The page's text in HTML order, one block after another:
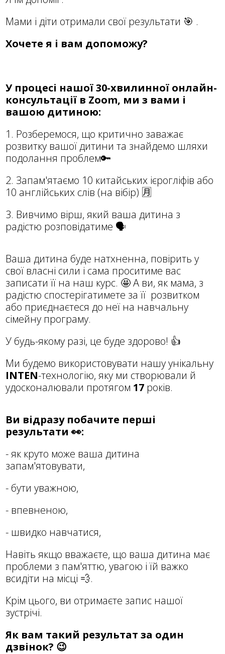
Мами і діти отримали свої результати 🎯 .
Хочете я і вам допоможу?
У процесі нашої 30-хвилинної онлайн-
консультації в Zoom, ми з вами і
вашою дитиною:
1. Розберемося, що критично заважає
розвитку вашої дитини та знайдемо шляхи
подолання проблем🔑
2. Запам'ятаємо 10 китайських ієрогліфів або
10 англійських слів (на вібір) 🈷
3. Вивчимо вірш, який ваша дитина з
радістю розповідатиме 🗣
Ваша дитина буде натхненна, повірить у
свої власні сили і сама проситиме вас
записати її на наш курс. 🤩 А ви, як мама, з
радістю спостерігатимете за її розвитком
або приєднаєтеся до неї на навчальну
сімейну програму.
У будь-якому разі, це буде здорово! 👍
Ми будемо використовувати нашу унікальну
INTEN-технологію, яку ми створювали й
удосконалювали протягом 17 років.
Ви відразу побачите перші
результати 👀:
- як круто може ваша дитина
запам'ятовувати,
- бути уважною,
- впевненою,
- швидко навчатися,
Навіть якщо вважаєте, що ваша дитина має
проблеми з пам'яттю, увагою і їй важко
всидіти на місці 💨.
Крім цього, ви отримаєте запис нашої
зустрічі.
Як вам такий результат за один
дзвінок? 😉